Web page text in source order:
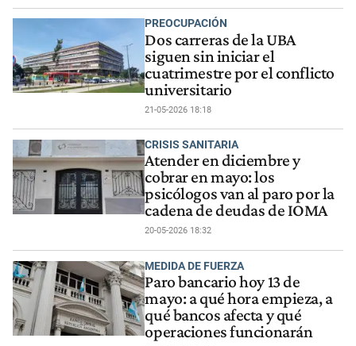
PREOCUPACIÓN
Dos carreras de la UBA
siguen sin iniciar el
cuatrimestre por el conflicto
universitario
21-05-2026 18:18
CRISIS SANITARIA
Atender en diciembre y
cobrar en mayo: los
psicólogos van al paro por la
cadena de deudas de IOMA
20-05-2026 18:32
MEDIDA DE FUERZA
Paro bancario hoy 13 de
mayo: a qué hora empieza, a
qué bancos afecta y qué
operaciones funcionarán